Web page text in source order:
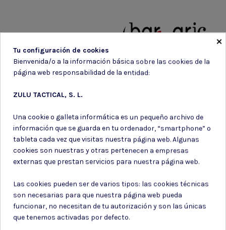
Suscríbete a nuestro boletín
Puede darse de baja en cualquier momento. Para ello, consulte nuestra
información de contacto en el aviso legal.
×
Tu configuración de cookies
Bienvenida/o a la información básica sobre las cookies de la
página web responsabilidad de la entidad:
ZULU TACTICAL, S. L.
Una cookie o galleta informática es un pequeño archivo de
información que se guarda en tu ordenador, “smartphone” o
tableta cada vez que visitas nuestra página web. Algunas
cookies son nuestras y otras pertenecen a empresas
externas que prestan servicios para nuestra página web.
Las cookies pueden ser de varios tipos: las cookies técnicas
son necesarias para que nuestra página web pueda
funcionar, no necesitan de tu autorización y son las únicas
que tenemos activadas por defecto.